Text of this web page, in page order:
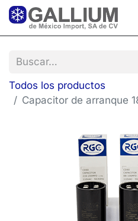
Todos los productos
Capacitor de arranque